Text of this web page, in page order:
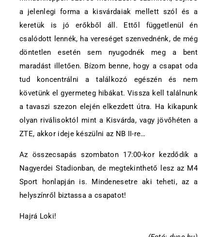
a jelenlegi forma a kisvárdaiak mellett szól és a
keretük is jó erőkből áll. Ettől függetlenül én
csalódott lennék, ha vereséget szenvednénk, de még
döntetlen esetén sem nyugodnék meg a bent
maradást illetően. Bízom benne, hogy a csapat oda
tud koncentrálni a találkozó egészén és nem
követünk el gyermeteg hibákat. Vissza kell találnunk
a tavaszi szezon elején elkezdett útra. Ha kikapunk
olyan riválisoktól mint a Kisvárda, vagy jövőhéten a
ZTE, akkor ideje készülni az NB II-re…
Az összecsapás szombaton 17:00-kor kezdődik a
Nagyerdei Stadionban, de megtekinthető lesz az M4
Sport honlapján is. Mindenesetre aki teheti, az a
helyszínről biztassa a csapatot!
Hajrá Loki!